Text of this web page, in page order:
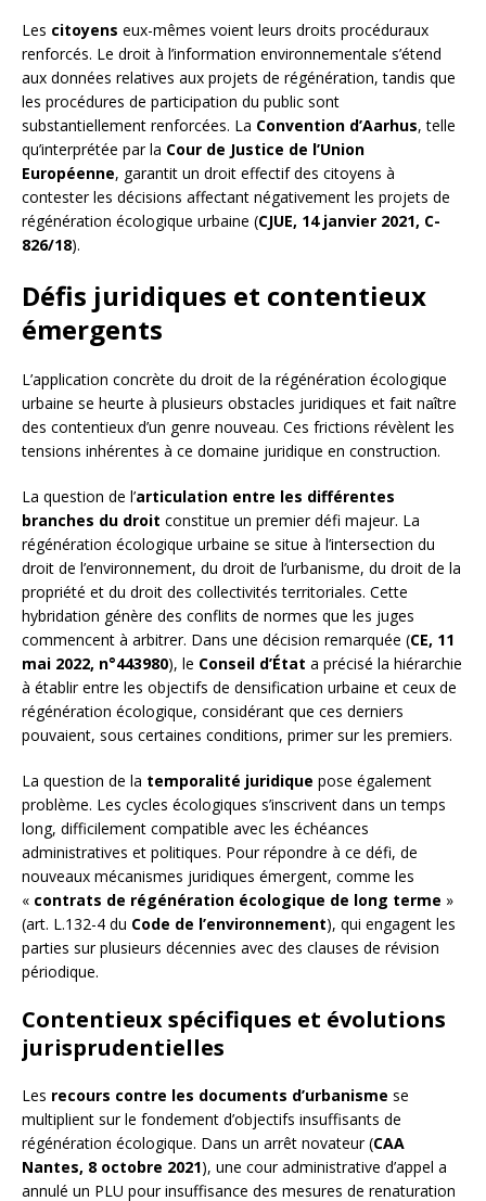
Les citoyens eux-mêmes voient leurs droits procéduraux
renforcés. Le droit à l’information environnementale s’étend
aux données relatives aux projets de régénération, tandis que
les procédures de participation du public sont
substantiellement renforcées. La Convention d’Aarhus, telle
qu’interprétée par la Cour de Justice de l’Union
Européenne, garantit un droit effectif des citoyens à
contester les décisions affectant négativement les projets de
régénération écologique urbaine (CJUE, 14 janvier 2021, C-
826/18).
Défis juridiques et contentieux
émergents
L’application concrète du droit de la régénération écologique
urbaine se heurte à plusieurs obstacles juridiques et fait naître
des contentieux d’un genre nouveau. Ces frictions révèlent les
tensions inhérentes à ce domaine juridique en construction.
La question de l’articulation entre les différentes
branches du droit constitue un premier défi majeur. La
régénération écologique urbaine se situe à l’intersection du
droit de l’environnement, du droit de l’urbanisme, du droit de la
propriété et du droit des collectivités territoriales. Cette
hybridation génère des conflits de normes que les juges
commencent à arbitrer. Dans une décision remarquée (CE, 11
mai 2022, n°443980), le Conseil d’État a précisé la hiérarchie
à établir entre les objectifs de densification urbaine et ceux de
régénération écologique, considérant que ces derniers
pouvaient, sous certaines conditions, primer sur les premiers.
La question de la temporalité juridique pose également
problème. Les cycles écologiques s’inscrivent dans un temps
long, difficilement compatible avec les échéances
administratives et politiques. Pour répondre à ce défi, de
nouveaux mécanismes juridiques émergent, comme les
« contrats de régénération écologique de long terme »
(art. L.132-4 du Code de l’environnement), qui engagent les
parties sur plusieurs décennies avec des clauses de révision
périodique.
Contentieux spécifiques et évolutions
jurisprudentielles
Les recours contre les documents d’urbanisme se
multiplient sur le fondement d’objectifs insuffisants de
régénération écologique. Dans un arrêt novateur (CAA
Nantes, 8 octobre 2021), une cour administrative d’appel a
annulé un PLU pour insuffisance des mesures de renaturation